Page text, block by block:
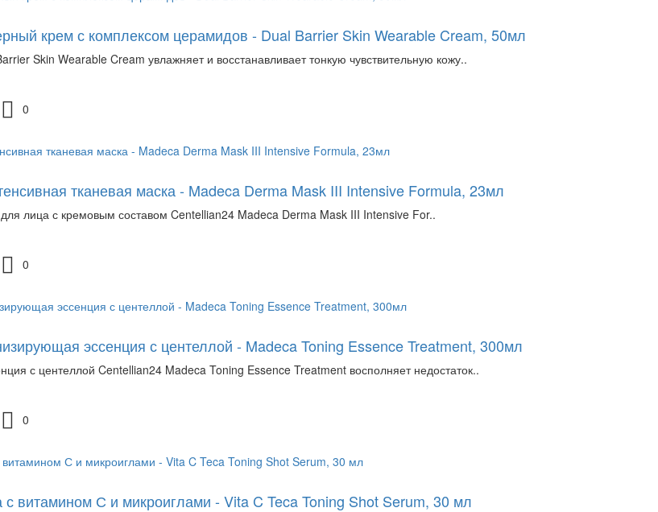
крем с комплексом церамидов - Dual Barrier Skin Wearable Cream, 50мл
Skin Wearable Cream увлажняет и восстанавливает тонкую чувствительную кожу..
0
тканевая маска - Madeca Derma Mask III Intensive Formula, 23мл
лица с кремовым составом Centellian24 Madeca Derma Mask III Intensive For..
0
эссенция с центеллой - Madeca Toning Essence Treatment, 300мл
с центеллой Centellian24 Madeca Toning Essence Treatment восполняет недостаток..
0
витамином С и микроиглами - Vita C Teca Toning Shot Serum, 30 мл